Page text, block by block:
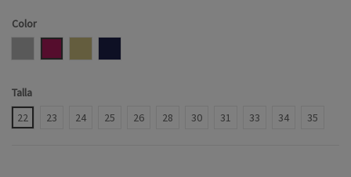
Color
Talla
22
23 24 25 26 28 30 31 33 34 35